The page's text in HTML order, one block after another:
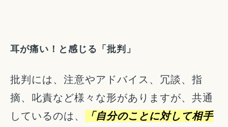
耳が痛い！と感じる「批判」
批判には、注意やアドバイス、冗談、指
摘、叱責など様々な形がありますが、共通
しているのは、
「自分のことに対して相手